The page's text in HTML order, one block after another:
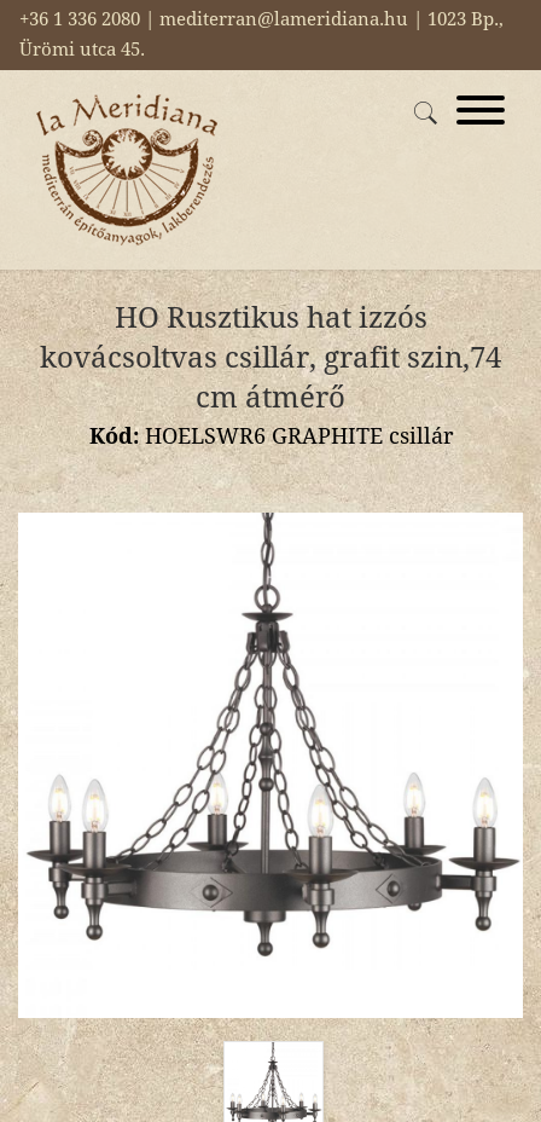
+36 1 336 2080 | mediterran@lameridiana.hu | 1023 Bp.,
Ürömi utca 45.
HO Rusztikus hat izzós
kovácsoltvas csillár, grafit szin,74
cm átmérő
Kód:HOELSWR6 GRAPHITE csillár